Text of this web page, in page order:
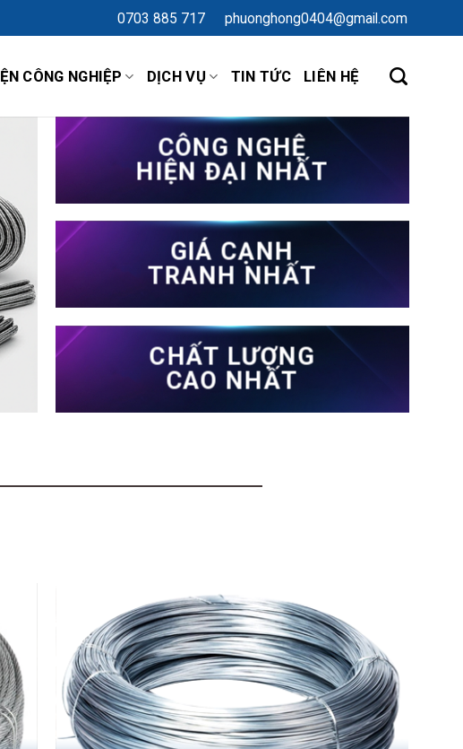
0703 885 717 phuonghong0404@gmail.com
CÔNG NGHIỆP DỊCH VỤ TIN TỨC LIÊN HỆ
CÔNG TY TNHH
THƯƠNG
CÔNG NGHỆ
HIỆN ĐẠI NHẤT
GIÁ CẠNH
TRANH NHẤT
CHẤT LƯỢNG
CAO NHẤT